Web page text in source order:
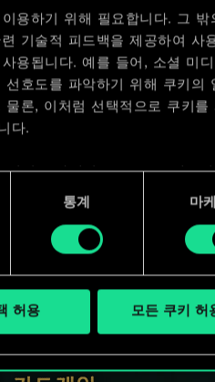
용하기 위해 필요합니다. 그 밖
기술적 피드백을 제공하여 사
용됩니다. 예를 들어, 소셜 미
호도를 파악하기 위해 쿠키의
론, 이처럼 선택적으로 쿠키를
다.
정은 아래의 "Settings" 메뉴에
통계 마
허용 모든 쿠키 허